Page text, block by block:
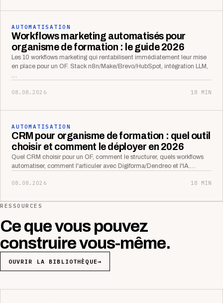
AUTOMATISATION
Workflows marketing automatisés pour
organisme de formation : le guide 2026
Les 10 workflows marketing qui rentabilisent immédiatement leur mise
en place pour un OF. Stack n8n/Make/Brevo/HubSpot, intégration LLM,
…
08.08.2026 18 MIN
AUTOMATISATION
CRM pour organisme de formation : quel outil
choisir et comment le déployer en 2026
Quel CRM choisir pour un OF, comment le structurer, quels workflows
automatiser, comment l'articuler avec Digiforma/Dendreo et l'IA.…
08.08.2026 18 MIN
RESSOURCES
Ce que vous pouvez
construire vous-même.
OUVRIR LA BIBLIOTHÈQUE→